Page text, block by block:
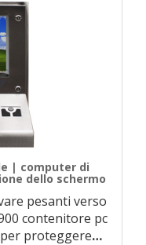
| computer di
dello schermo
pesanti verso
contenitore pc
proteggere…